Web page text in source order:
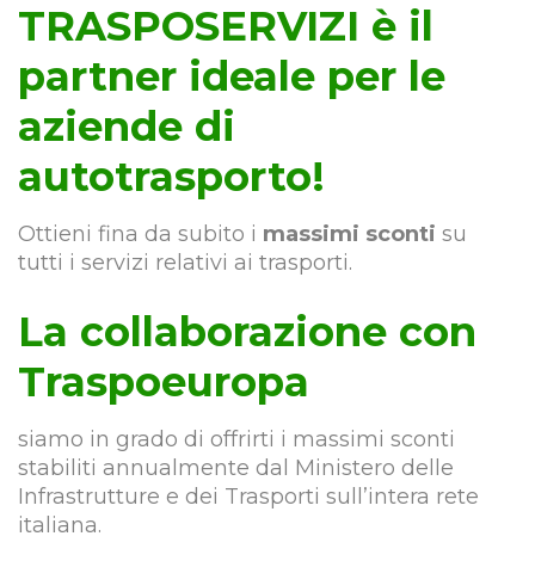
TRASPOSERVIZI è il
partner ideale per le
aziende di
autotrasporto!
Ottieni fina da subito i massimi sconti su
tutti i servizi relativi ai trasporti.
La collaborazione con
Traspoeuropa
siamo in grado di offrirti i massimi sconti
stabiliti annualmente dal Ministero delle
Infrastrutture e dei Trasporti sull’intera rete
italiana.